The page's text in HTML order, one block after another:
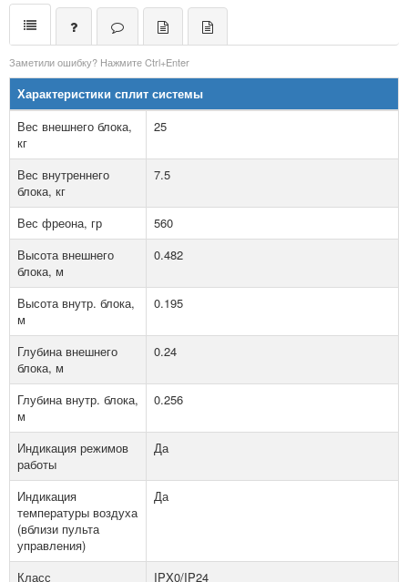
Заметили ошибку? Нажмите Ctrl+Enter
Характеристики сплит системы
Вес внешнего блока,
кг
25
Вес внутреннего
блока, кг
7.5
Вес фреона, гр
560
Высота внешнего
блока, м
0.482
Высота внутр. блока,
м
0.195
Глубина внешнего
блока, м
0.24
Глубина внутр. блока,
м
0.256
Индикация режимов
работы
Да
Индикация
температуры воздуха
(вблизи пульта
управления)
Да
Класс IPX0/IP24